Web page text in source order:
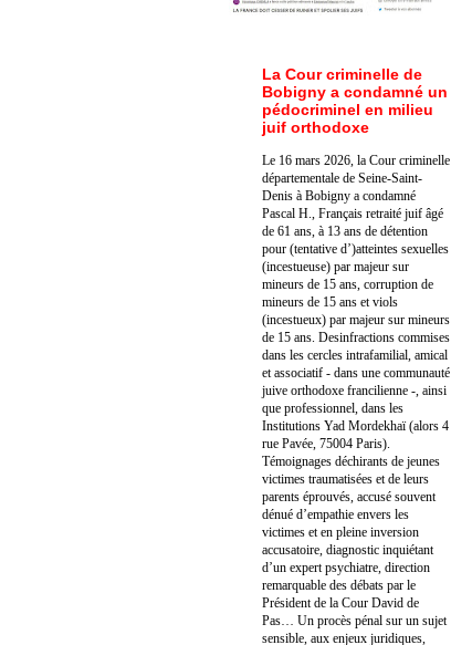
La Cour criminelle de
Bobigny a condamné un
pédocriminel en milieu
juif orthodoxe
Le 16 mars 2026, la Cour criminelle
départementale de Seine-Saint-
Denis à Bobigny a condamné
Pascal H., Français retraité juif âgé
de 61 ans, à 13 ans de détention
pour (tentative d’)atteintes sexuelles
(incestueuse) par majeur sur
mineurs de 15 ans, corruption de
mineurs de 15 ans et viols
(incestueux) par majeur sur mineurs
de 15 ans. Desinfractions commises
dans les cercles intrafamilial, amical
et associatif - dans une communauté
juive orthodoxe francilienne -, ainsi
que professionnel, dans les
Institutions Yad Mordekhaï (alors 4
rue Pavée, 75004 Paris).
Témoignages déchirants de jeunes
victimes traumatisées et de leurs
parents éprouvés, accusé souvent
dénué d’empathie envers les
victimes et en pleine inversion
accusatoire, diagnostic inquiétant
d’un expert psychiatre, direction
remarquable des débats par le
Président de la Cour David de
Pas… Un procès pénal sur un sujet
sensible, aux enjeux juridiques,